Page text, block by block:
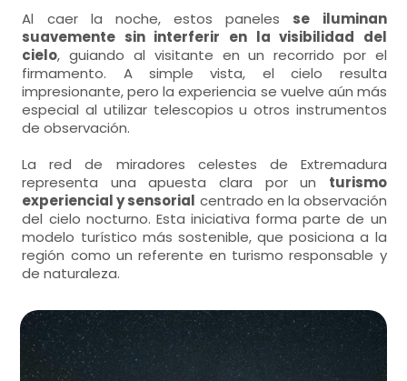
Al caer la noche, estos paneles se iluminan
suavemente sin interferir en la visibilidad del
cielo, guiando al visitante en un recorrido por el
firmamento. A simple vista, el cielo resulta
impresionante, pero la experiencia se vuelve aún más
especial al utilizar telescopios u otros instrumentos
de observación.
La red de miradores celestes de Extremadura
representa una apuesta clara por un turismo
experiencial y sensorial centrado en la observación
del cielo nocturno. Esta iniciativa forma parte de un
modelo turístico más sostenible, que posiciona a la
región como un referente en turismo responsable y
de naturaleza.